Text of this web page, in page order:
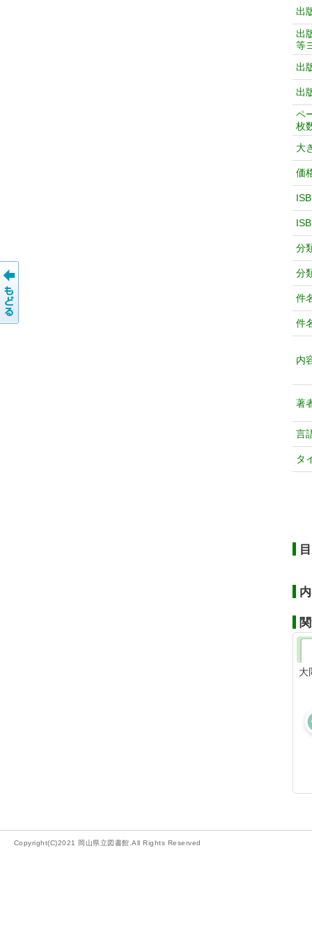
出
出
等
出
出
ペ
枚
大
価
分
分
件
件
内
著
言
タ
大
Copyright(C)2021 岡山県立図書館.All Rights Reserved